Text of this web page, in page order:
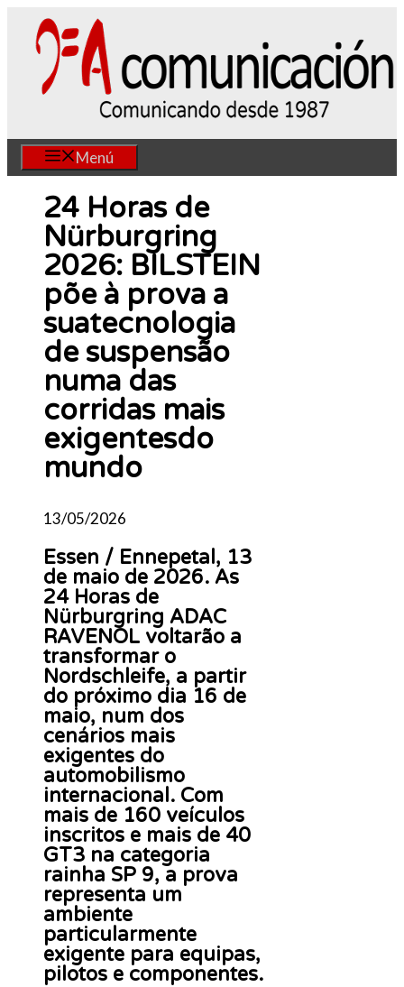
Saltar
contenido
Menú
24 Horas de
Nürburgring
2026: BILSTEIN
põe à prova a
suatecnologia
de suspensão
numa das
corridas mais
exigentesdo
mundo
13/05/2026
Essen / Ennepetal, 13
de maio de 2026. As
24 Horas de
Nürburgring ADAC
RAVENOL voltarão a
transformar o
Nordschleife, a partir
do próximo dia 16 de
maio, num dos
cenários mais
exigentes do
automobilismo
internacional. Com
mais de 160 veículos
inscritos e mais de 40
GT3 na categoria
rainha SP 9, a prova
representa um
ambiente
particularmente
exigente para equipas,
pilotos e componentes.